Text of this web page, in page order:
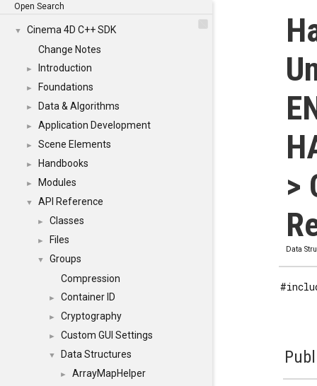
Open Search
▼
Cinema 4D C++ SDK
Change Notes
► Introduction
► Foundations
► Data & Algorithms
► Application Development
► Scene Elements
► Handbooks
► Modules
▼ API Reference
► Classes
► Files
▼
Groups
Compression
► Container ID
► Cryptography
► Custom GUI Settings
▼ Data Structures
► ArrayMapHelper
>
Data